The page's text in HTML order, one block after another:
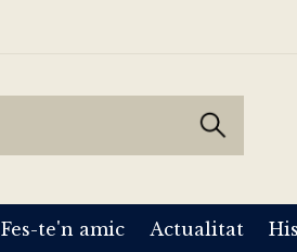
Fes-te'n amic Actualitat